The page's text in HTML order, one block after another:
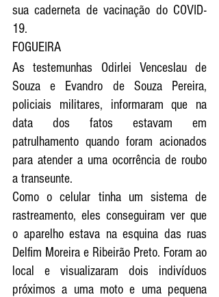
sua caderneta de vacinação do COVID-
19.
FOGUEIRA
As testemunhas Odirlei Venceslau de
Souza e Evandro de Souza Pereira,
policiais militares, informaram que na
data dos fatos estavam em
patrulhamento quando foram acionados
para atender a uma ocorrência de roubo
a transeunte.
Como o celular tinha um sistema de
rastreamento, eles conseguiram ver que
o aparelho estava na esquina das ruas
Delfim Moreira e Ribeirão Preto. Foram ao
local e visualizaram dois indivíduos
próximos a uma moto e uma pequena